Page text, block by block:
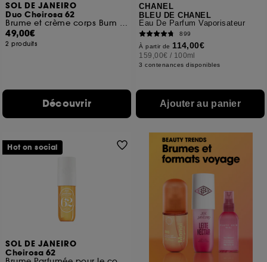
SOL DE JANEIRO
Duo Cheirosa 62
Brume et crème corps Bum Bum
49,00€
2 produits
Découvrir
CHANEL
BLEU DE CHANEL
Eau De Parfum Vaporisateur
899
À partir de 114,00€
159,00€ / 100ml
3 contenances disponibles
Ajouter au panier
SOL DE JANEIRO
Cheirosa 62
Hot on social